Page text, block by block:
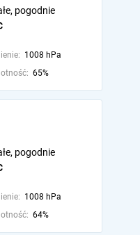
pogodnie
1008 hPa
65%
pogodnie
1008 hPa
64%